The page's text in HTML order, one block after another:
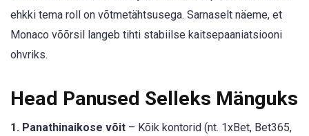
ehkki tema roll on võtmetähtsusega. Sarnaselt näeme, et
Monaco võõrsil langeb tihti stabiilse kaitsepaaniatsiooni
ohvriks.
Head Panused Selleks Mänguks
1. Panathinaikose võit – Kõik kontorid (nt. 1xBet, Bet365,